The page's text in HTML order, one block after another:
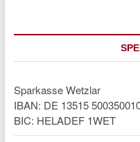
Sparkasse Wetzlar
IBAN: DE 13515
BIC: HELADEF 1WET